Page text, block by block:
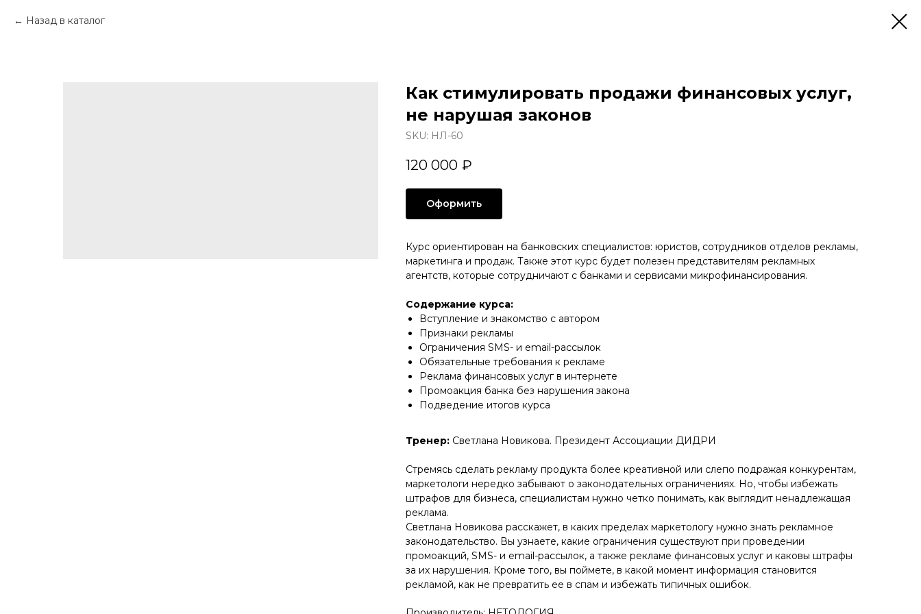
Назад в каталог
Как стимулировать продажи финансовых услуг,
не нарушая законов
SKU: НЛ-60
120 000 ₽
Оформить
Курс ориентирован на банковских специалистов: юристов, сотрудников отделов рекламы,
маркетинга и продаж. Также этот курс будет полезен представителям рекламных
агентств, которые сотрудничают с банками и сервисами микрофинансирования.
Содержание курса:
Вступление и знакомство с автором
Признаки рекламы
Ограничения SMS- и email-рассылок
Обязательные требования к рекламе
Реклама финансовых услуг в интернете
Промоакция банка без нарушения закона
Подведение итогов курса
Тренер: Светлана Новикова. Президент Ассоциации ДИДРИ
Стремясь сделать рекламу продукта более креативной или слепо подражая конкурентам,
маркетологи нередко забывают о законодательных ограничениях. Но, чтобы избежать
штрафов для бизнеса, специалистам нужно четко понимать, как выглядит ненадлежащая
реклама.
Светлана Новикова расскажет, в каких пределах маркетологу нужно знать рекламное
законодательство. Вы узнаете, какие ограничения существуют при проведении
промоакций, SMS- и email-рассылок, а также рекламе финансовых услуг и каковы штрафы
за их нарушения. Кроме того, вы поймете, в какой момент информация становится
рекламой, как не превратить ее в спам и избежать типичных ошибок.